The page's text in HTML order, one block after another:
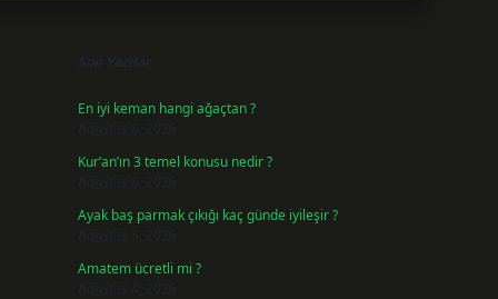
Son Yazılar
En iyi keman hangi ağaçtan ?
Ağustos 6, 2026
Kur’an’ın 3 temel konusu nedir ?
Ağustos 6, 2026
Ayak baş parmak çıkığı kaç günde iyileşir ?
Ağustos 5, 2026
Amatem ücretli mi ?
Ağustos 4, 2026